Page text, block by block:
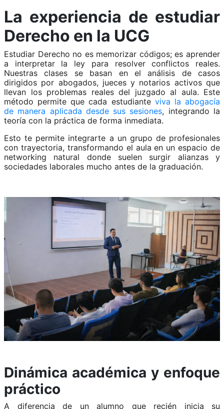
La experiencia de estudiar
Derecho en la UCG
Estudiar Derecho no es memorizar códigos; es aprender
a interpretar la ley para resolver conflictos reales.
Nuestras clases se basan en el análisis de casos
dirigidos por abogados, jueces y notarios activos que
llevan los problemas reales del juzgado al aula. Este
método permite que cada estudiante viva la abogacía
de manera aplicada desde sus sesiones, integrando la
teoría con la práctica de forma inmediata.
Esto te permite integrarte a un grupo de profesionales
con trayectoria, transformando el aula en un espacio de
networking natural donde suelen surgir alianzas y
sociedades laborales mucho antes de la graduación.
Dinámica académica y enfoque
práctico
A diferencia de un alumno que recién inicia su